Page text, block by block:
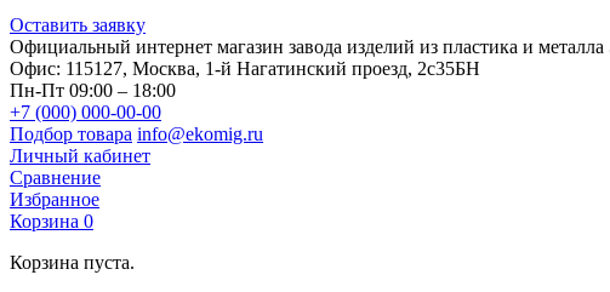
Оставить заявку
Официальный интернет магазин завода изделий из пластика и
Офис: 115127, Москва, 1-й Нагатинский проезд, 2с35БН
Пн-Пт 09:00 – 18:00
+7 (000) 000-00-00
Подбор товара info@ekomig.ru
Личный кабинет
Сравнение
Избранное
Корзина 0
Корзина пуста.